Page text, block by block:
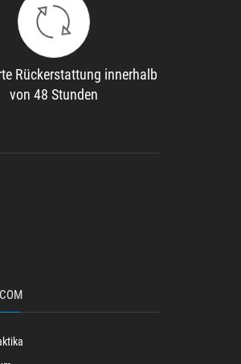
Rückerstattung innerhalb
von 48 Stunden